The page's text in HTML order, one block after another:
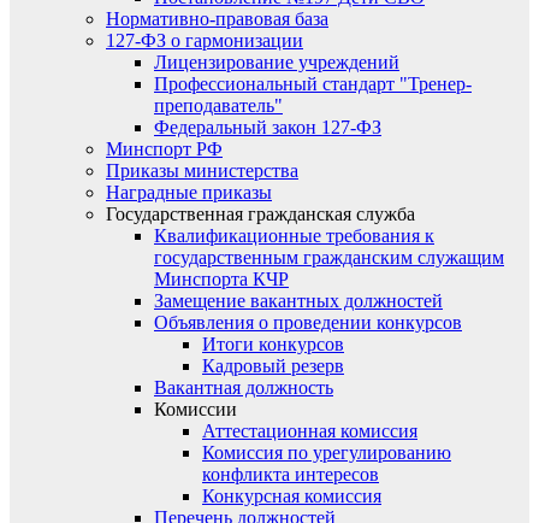
Нормативно-правовая база
127-ФЗ о гармонизации
Лицензирование учреждений
Профессиональный стандарт "Тренер-
преподаватель"
Федеральный закон 127-ФЗ
Минспорт РФ
Приказы министерства
Наградные приказы
Государственная гражданская служба
Квалификационные требования к
государственным гражданским служащим
Минспорта КЧР
Замещение вакантных должностей
Объявления о проведении конкурсов
Итоги конкурсов
Кадровый резерв
Вакантная должность
Комиссии
Аттестационная комиссия
Комиссия по урегулированию
конфликта интересов
Конкурсная комиссия
Перечень должностей